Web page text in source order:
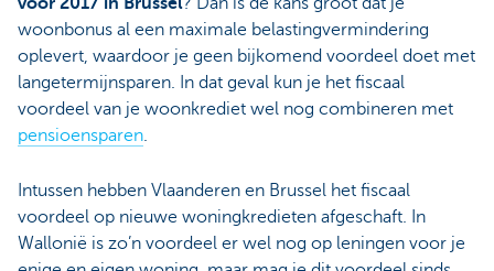
woonbonus al een maximale belastingvermindering
oplevert, waardoor je geen bijkomend voordeel doet met
langetermijnsparen. In dat geval kun je het fiscaal
voordeel van je woonkrediet wel nog combineren met
pensioensparen.
Intussen hebben Vlaanderen en Brussel het fiscaal
voordeel op nieuwe woningkredieten afgeschaft. In
Wallonië is zo’n voordeel er wel nog op leningen voor je